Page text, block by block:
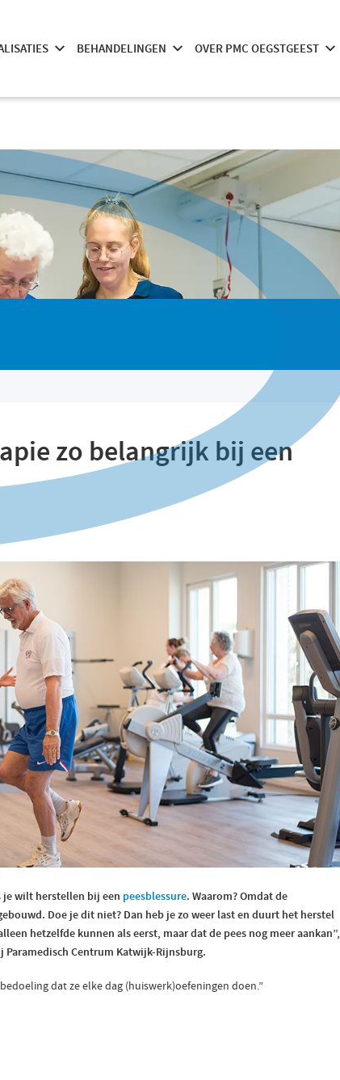
BEHANDELINGEN OVER PMC OEGSTGEEST
zo belangrijk bij een
je wilt herstellen bij een peesblessure. Waarom? Omdat de
Doe je dit niet? Dan heb je zo weer last en duurt het herstel
hetzelfde kunnen als eerst, maar dat de pees nog meer aankan”,
Centrum Katwijk-Rijnsburg.
dat ze elke dag (huiswerk)oefeningen doen.”